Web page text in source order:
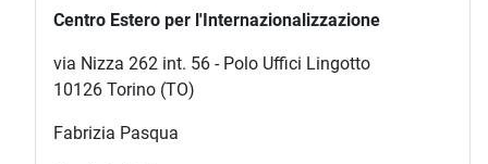
Centro Estero per l'Internazionalizzazione
via Nizza 262 int. 56 - Polo Uffici Lingotto
10126 Torino (TO)
Fabrizia Pasqua